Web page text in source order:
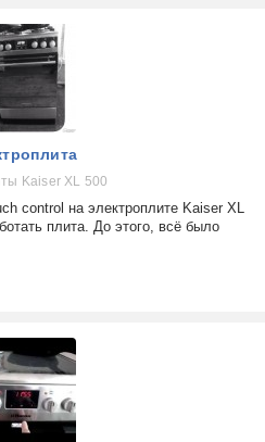
Kaiser XL 500
control на электроплите Kaiser XL
плита. До этого, всё было